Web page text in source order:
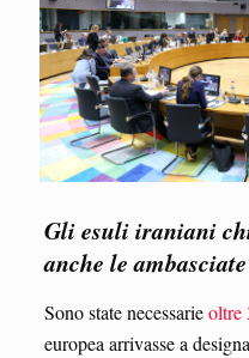
Gli esuli iraniani
anche le ambasciate
Sono state necessarieoltre
europea arrivasse a